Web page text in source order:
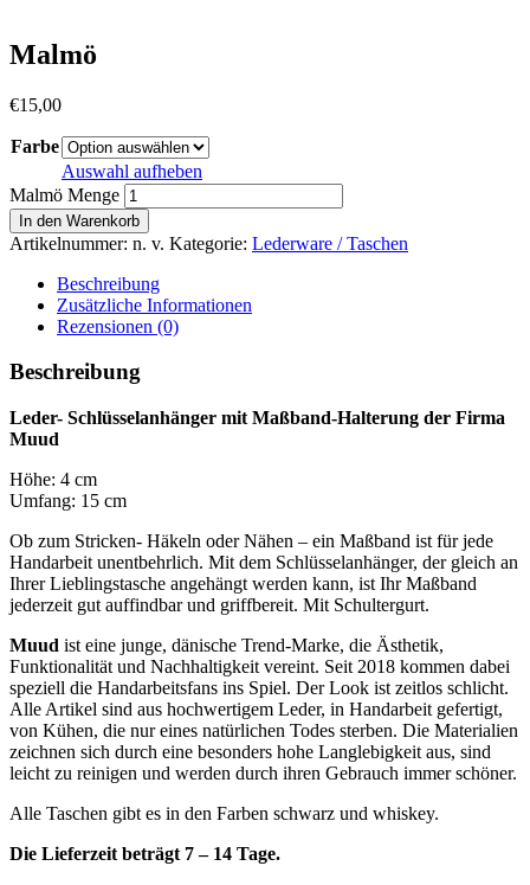
Malmö
€15,00
Farbe
Auswahl aufheben
Malmö Menge
In den Warenkorb
Artikelnummer: n. v. Kategorie: Lederware / Taschen
Beschreibung
Zusätzliche Informationen
Rezensionen (0)
Beschreibung
Leder- Schlüsselanhänger mit Maßband-Halterung der Firma
Muud
Höhe: 4 cm
Umfang: 15 cm
Ob zum Stricken- Häkeln oder Nähen – ein Maßband ist für jede
Handarbeit unentbehrlich. Mit dem Schlüsselanhänger, der gleich an
Ihrer Lieblingstasche angehängt werden kann, ist Ihr Maßband
jederzeit gut auffindbar und griffbereit. Mit Schultergurt.
Muud ist eine junge, dänische Trend-Marke, die Ästhetik,
Funktionalität und Nachhaltigkeit vereint. Seit 2018 kommen dabei
speziell die Handarbeitsfans ins Spiel. Der Look ist zeitlos schlicht.
Alle Artikel sind aus hochwertigem Leder, in Handarbeit gefertigt,
von Kühen, die nur eines natürlichen Todes sterben. Die Materialien
zeichnen sich durch eine besonders hohe Langlebigkeit aus, sind
leicht zu reinigen und werden durch ihren Gebrauch immer schöner.
Alle Taschen gibt es in den Farben schwarz und whiskey.
Die Lieferzeit beträgt 7 – 14 Tage.